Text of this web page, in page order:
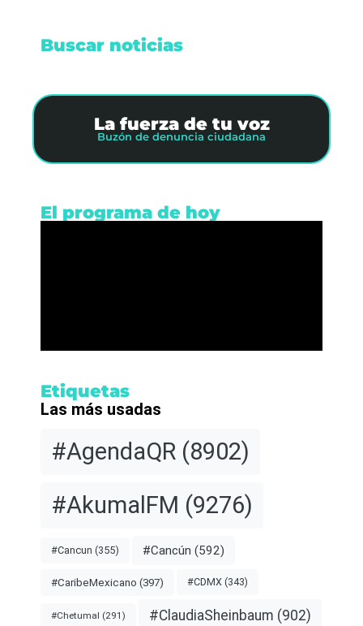
Buscar noticias
La fuerza de tu voz
Buzón de denuncia ciudadana
El programa de hoy
Etiquetas
Las más usadas
#AgendaQR (8902)
#AkumalFM (9276)
#Cancun (355) #Cancún (592)
#CaribeMexicano (397) #CDMX (343)
#Chetumal (291) #ClaudiaSheinbaum (902)